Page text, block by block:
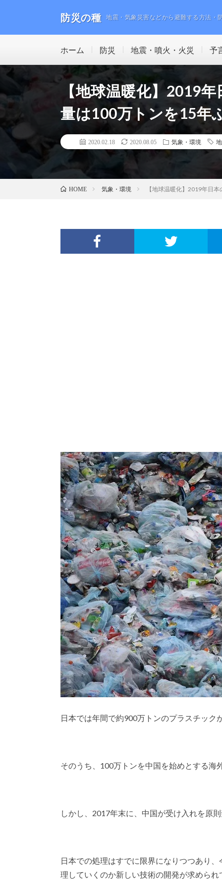
防災の種 地震・気象災害などから避難する方法・
ホーム 防災 地震・噴火・火災 予
【地球温暖化】2019
量は100万トンを15年
2020.02.18 2020.08.05 気象・環境
HOME 気象・環境 【地球温暖化】2019年日
日本では年間で約900万トンのプラスチック
そのうち、100万トンを中国を始めとする海
しかし、2017年末に、中国が受け入れを原
日本での処理はすでに限界になりつつあり
理していくのか新しい技術の開発が求められ